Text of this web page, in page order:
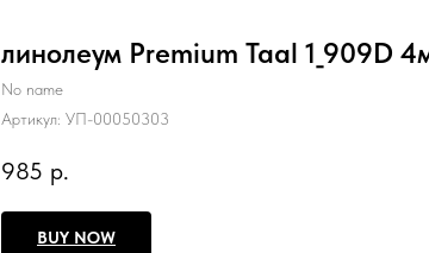
линолеум Premium Taal 1_909D
No name
Артикул: УП-00050303
985 р.
BUY NOW